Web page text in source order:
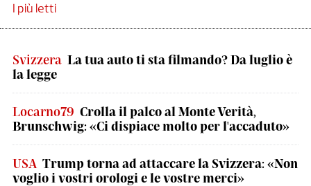
I più letti
Svizzera La tua auto ti sta filmando? Da luglio è
la legge
Locarno79 Crolla il palco al Monte Verità,
Brunschwig: «Ci dispiace molto per l'accaduto»
USA Trump torna ad attaccare la Svizzera: «Non
voglio i vostri orologi e le vostre merci»